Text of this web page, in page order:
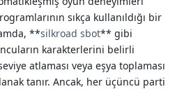
sıkça kullanıldığı bir
**silkroad sbot** gibi
karakterlerini belirli
atlaması veya eşya toplaması
tanır. Ancak, her üçüncü parti